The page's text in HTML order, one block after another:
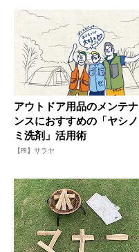
アウトドア用品のメンテナ
ンスにおすすめの「ヤシノ
ミ洗剤」活用術
【PR】サラヤ